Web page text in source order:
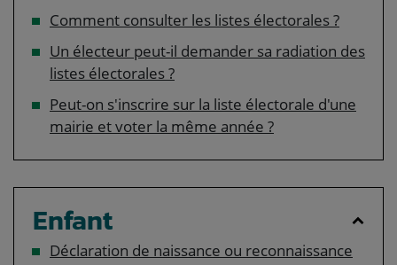
Comment consulter les listes électorales ?
Un électeur peut-il demander sa radiation des
listes électorales ?
Peut-on s'inscrire sur la liste électorale d'une
mairie et voter la même année ?
Enfant
Déclaration de naissance ou reconnaissance